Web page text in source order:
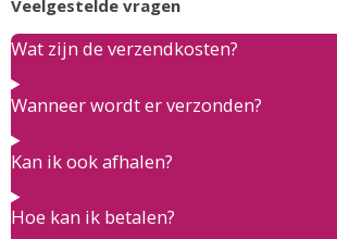
Veelgestelde vragen
Wat zijn de verzendkosten?
Wanneer wordt er verzonden?
Kan ik ook afhalen?
Hoe kan ik betalen?